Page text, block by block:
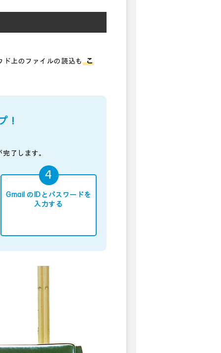
上のファイルの読込も こ
！
了します。
Gmail のIDとパスワードを
入力する